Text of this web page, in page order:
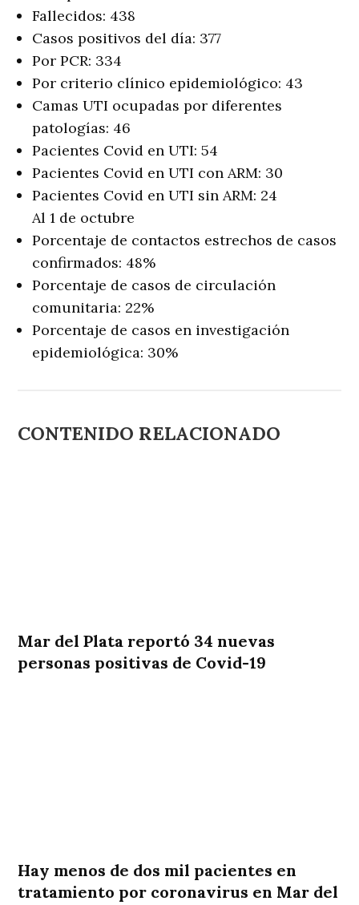
Fallecidos: 438
Casos positivos del día: 377
Por PCR: 334
Por criterio clínico epidemiológico: 43
Camas UTI ocupadas por diferentes
patologías: 46
Pacientes Covid en UTI: 54
Pacientes Covid en UTI con ARM: 30
Pacientes Covid en UTI sin ARM: 24
Al 1 de octubre
Porcentaje de contactos estrechos de casos
confirmados: 48%
Porcentaje de casos de circulación
comunitaria: 22%
Porcentaje de casos en investigación
epidemiológica: 30%
CONTENIDO RELACIONADO
Mar del Plata reportó 34 nuevas
personas positivas de Covid-19
Hay menos de dos mil pacientes en
tratamiento por coronavirus en Mar del